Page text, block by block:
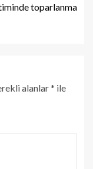
toparlanma
alanlar* ile